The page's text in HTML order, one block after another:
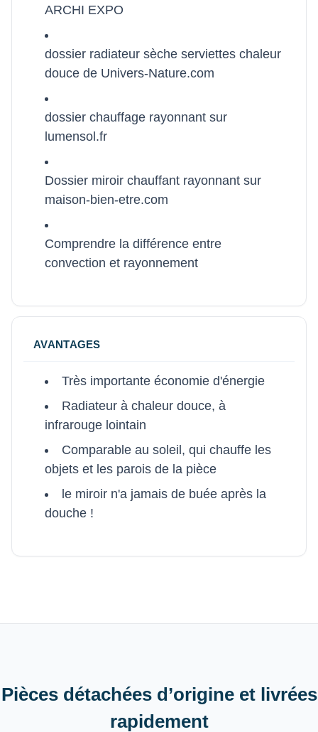
ARCHI EXPO
dossier radiateur sèche serviettes chaleur
douce de Univers-Nature.com
dossier chauffage rayonnant sur
lumensol.fr
Dossier miroir chauffant rayonnant sur
maison-bien-etre.com
Comprendre la différence entre
convection et rayonnement
AVANTAGES
Très importante économie d'énergie
Radiateur à chaleur douce, à
infrarouge lointain
Comparable au soleil, qui chauffe les
objets et les parois de la pièce
le miroir n'a jamais de buée après la
douche !
Pièces détachées d’origine et livrées
rapidement